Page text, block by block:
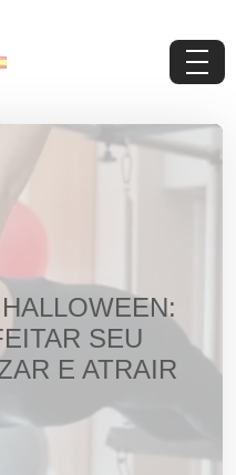
Materiais Gratuitos
Solicite um Orçamento
SEU
E ATRAIR